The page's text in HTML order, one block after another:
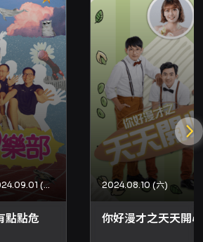
中禁止錄影、錄音；可拍照但請
並請關閉所有會發出聲響的電子
中場休息，長度約70–90分鐘，
洗手間。 - 演出含即興成分，內
全齡觀眾，建議12歲以上觀眾入
程錄影並可能收錄觀眾畫面，影
開播送，請斟酌是否入場。 - 點
演前完成。 - 購票請依欲入座之桌
動當天請依票券上的桌次分桌入
入座。 - 一人一票憑票入場；票
，請妥善保存，遺失或毀損恕不
依 KKTIX 及文化部票券定型化契
活動採用方案一（演出日前10日
等規範），退票需酌收票面金額
家取票因可當日取票而不適用部
2024.08.31 (六) - 2024.09.01 (日)
點點危
2024.08.10 (六)
你好漫才之天天開